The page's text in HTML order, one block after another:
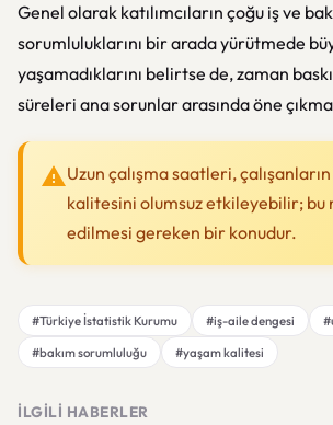
Genel olarak katılımcıların çoğu iş ve
sorumluluklarını bir arada yürütmede
yaşamadıklarını belirtse de, zaman
süreleri ana sorunlar arasında öne
Uzun çalışma saatleri,
kalitesini olumsuz etkileyebilir; bu
edilmesi gereken bir konudur.
#Türkiye İstatistik Kurumu #iş-aile dengesi
#bakım sorumluluğu
#yaşam kalitesi
İLGILI HABERLER